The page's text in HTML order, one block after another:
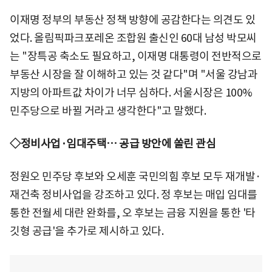
이재명 정부의 부동산 정책 방향에 공감한다는 의견도 있
었다. 올림픽파크포레온 조합원 출신인 60대 남성 박모씨
는 "장특공 축소도 필요하고, 이재명 대통령이 전반적으로
부동산 시장을 잘 이해하고 있는 것 같다"며 "서울 강남과
지방의 아파트값 차이가 너무 심하다. 서울시장은 100%
민주당으로 바뀔 거라고 생각한다"고 말했다.
◇정비사업·임대주택… 공급 방안에 쏠린 관심
정원오 민주당 후보와 오세훈 국민의힘 후보 모두 재개발·
재건축 정비사업을 강조하고 있다. 정 후보는 매입 임대를
통한 전월세 대란 완화를, 오 후보는 금융 지원을 통한 '타
깃형 공급'을 추가로 제시하고 있다.